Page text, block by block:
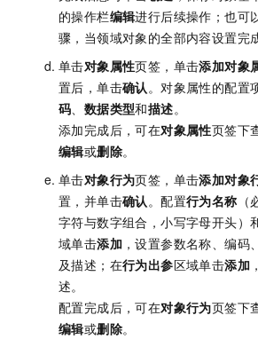
的操作栏编辑进行后续操作；也可
骤，当领域对象的全部内容设置完
单击对象属性页签，单击添加对象
置后，单击确认。对象属性的配置
码、 数据类型和描述。
添加完成后，可在对象属性页签下
编辑或删除。
单击对象行为页签，单击添加对象
置，并单击确认。配置行为名称 （
字符与数字组合，小写字母开头）
域单击添加 ，设置参数名称、编
及描述；在行为出参区域单击添加
述。
配置完成后，可在对象行为页签下
编辑或删除。